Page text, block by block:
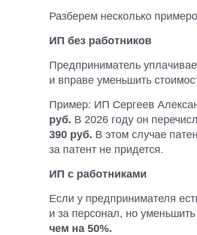
Разберем несколько
ИП без работников
Предприниматель
и вправе уменьшить
Пример: ИП Сергеев
руб. В 2026 году он
390 руб. В этом случае
за патент не придется.
ИП с работниками
Если у предпринимателя
и за персонал, но
чем на 50%.